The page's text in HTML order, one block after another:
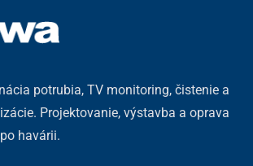
potrubia, TV monitoring, čistenie a
Projektovanie, výstavba a oprava
havárii.